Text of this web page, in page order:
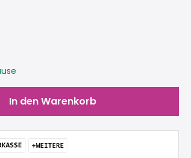
Wert ein oder
In den Warenkorb